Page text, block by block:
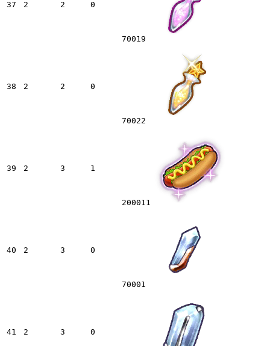
37 2 2 0
70019
38 2 2 0
70022
39 2 3 1
200011
40 2 3 0
70001
41 2 3 0